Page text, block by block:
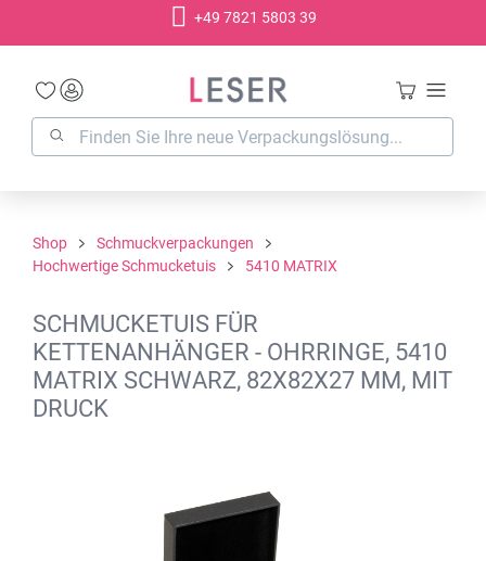
+49 7821 5803 39
Shop
Schmuckverpackungen
Hochwertige Schmucketuis
5410 MATRIX
SCHMUCKETUIS FÜR
KETTENANHÄNGER - OHRRINGE, 5410
MATRIX SCHWARZ, 82X82X27 MM, MIT
DRUCK